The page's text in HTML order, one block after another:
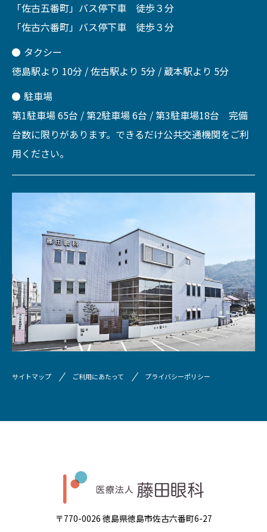
「佐古五番町」バス停下車 徒歩３分
「佐古六番町」バス停下車 徒歩３分
タクシー
徳島駅より 10分 / 佐古駅より 5分 / 蔵本駅より 5分
駐車場
第1駐車場 65台 / 第2駐車場 6台 / 第3駐車場18台 完備
台数に限りがあります。できるだけ公共交通機関をご利
用ください。
サイトマップ ご利用にあたって プライバシーポリシー
〒770-0026 徳島県徳島市佐古六番町6-27